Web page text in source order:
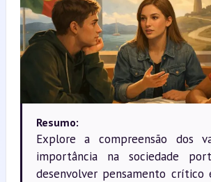
Resumo:
Explore a compreensão dos
importância na sociedade
desenvolver pensamento crítico